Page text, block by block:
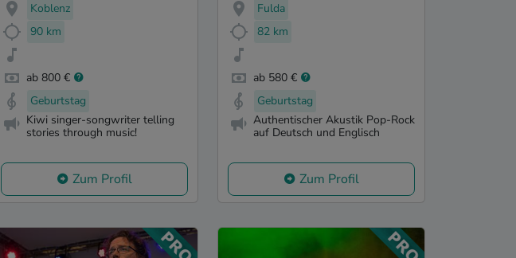
Koblenz
90 km
ab 800 €
Geburtstag
Kiwi singer-songwriter telling
stories through music!
Zum Profil
Fulda
82 km
ab 580 €
Geburtstag
Authentischer Akustik Pop-Rock
auf Deutsch und Englisch
Zum Profil